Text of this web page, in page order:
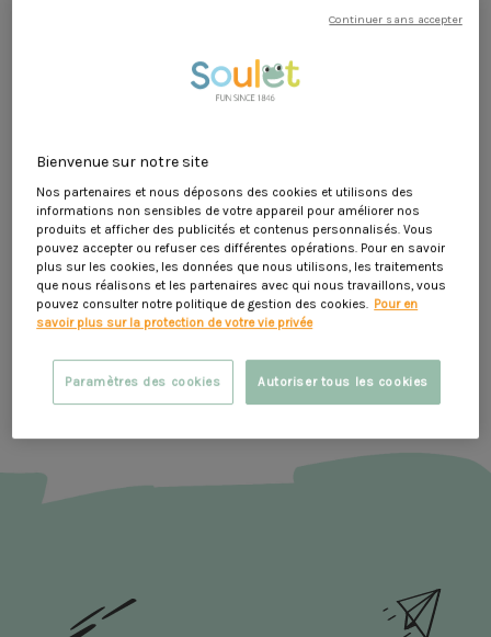
Pour sécuriser les transactions, nous utilisons le
Le 3D Secure est un outil nous permettant de
vérifier que la carte bancaire utilisée pour payer la
votre carte ne fait pas l'objet d'une tentative de
fraude.
Lors du processus d’achat, un code de confirmation
ou une demande d’authentification de votre banque
vous sera demandée pour garantir la sécurité du
paiement.
De plus, vos informations bancaires ne sont jamais
en notre possession, car elles sont directement
saisies sur le serveur de la banque.
Bienvenue sur notre site
Nos partenaires et nous déposons des cookies et utilisons des
informations non sensibles de votre appareil pour améliorer nos
produits et afficher des publicités et contenus personnalisés. Vous
pouvez accepter ou refuser ces différentes opérations. Pour en savoir
plus sur les cookies, les données que nous utilisons, les traitements
que nous réalisons et les partenaires avec qui nous travaillons, vous
pouvez consulter notre politique de gestion des cookies. Pour en
savoir plus sur la protection de votre vie privée
Autoriser tous les cookies
Paramètres des cookies
Continuer sans accepter